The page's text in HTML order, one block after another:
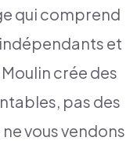
qui comprend
et
crée des
pas des
vous vendons